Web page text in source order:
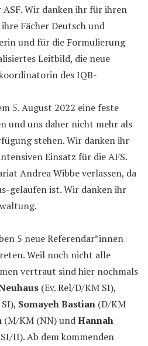
Wir danken ihr für ihren
Fächer Deutsch und
und für die Formulierung
Leitbild, die neue
des IQB-
5. August 2022 eine feste
und uns daher nicht mehr als
stehen. Wir danken ihr
Einsatz für die AFS.
Andrea Wibbe verlassen, da
gelaufen ist. Wir danken ihr
5 neue Referendar*innen
Weil noch nicht alle
vertraut sind hier nochmals
(Ev. Rel/D/KM SI),
Somayeh Bastian (D/KM
(M/KM (NN) undHannah
II). Ab dem kommenden